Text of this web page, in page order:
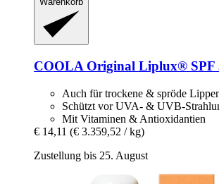
COOLA Original Liplux® SPF
Auch für trockene & spröde
Schützt vor UVA- & UVB-
Mit Vitaminen & Antioxidantien
€ 14,11 (€ 3.359,52 / kg)
Zustellung bis 25. August